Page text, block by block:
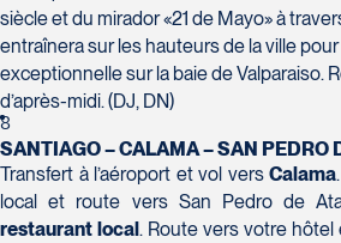
siècle et du mirador «21 de Mayo» à
entraînera sur les hauteurs de la ville
exceptionnelle sur la baie de Valparaiso.
d’après-midi. (DJ, DN)
8
SANTIAGO – CALAMA – SAN PEDRO
Transfert à l’aéroport et vol vers Calama
local et route vers San Pedro de
restaurant local. Route vers votre hôtel
Voyages Jean-Pierre
Brossard
J4W 1L9
Tél :450-671-6654 / 1-888-461-6654
Champlain, bureau 5000
Québec
G1V 4K5
Tél :418-653-1882 / 1-800-640-1882